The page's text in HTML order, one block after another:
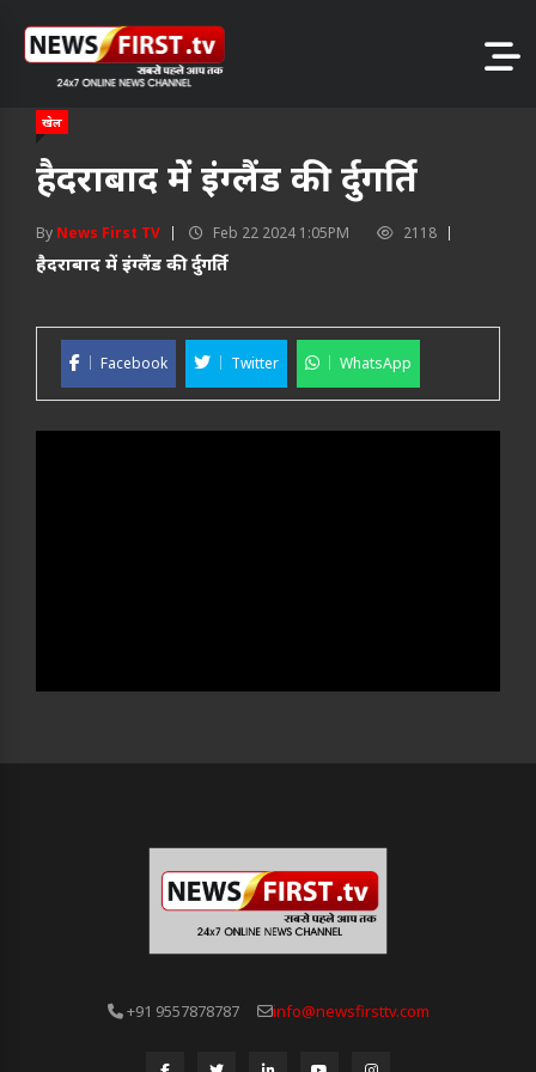
खेल
हैदराबाद में इंग्लैंड की र्दुगर्ति
By News First TV Feb 22 2024 1:05PM 2118
हैदराबाद में इंग्लैंड की र्दुगर्ति
Facebook Twitter WhatsApp
+91 9557878787 info@newsfirsttv.com